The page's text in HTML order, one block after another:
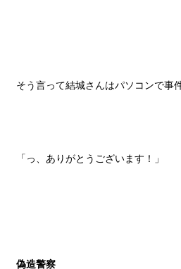
そう言って結城さんはパソコンで事
「っ、ありがとうございます！」
偽造警察